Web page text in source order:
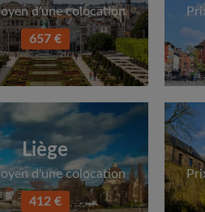
d'une colocation
657 €
Liège
d'une colocation
412 €